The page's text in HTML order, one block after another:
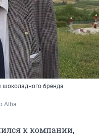
бренда
Alba
к компании,